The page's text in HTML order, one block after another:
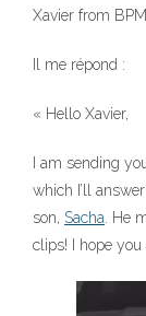
Xavier from
Il me répond :
« Hello Xavier,
I am sending
which I’ll
son, Sacha. He
clips! I hope